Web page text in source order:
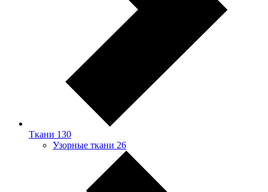
Ткани 130
Узорные ткани 26